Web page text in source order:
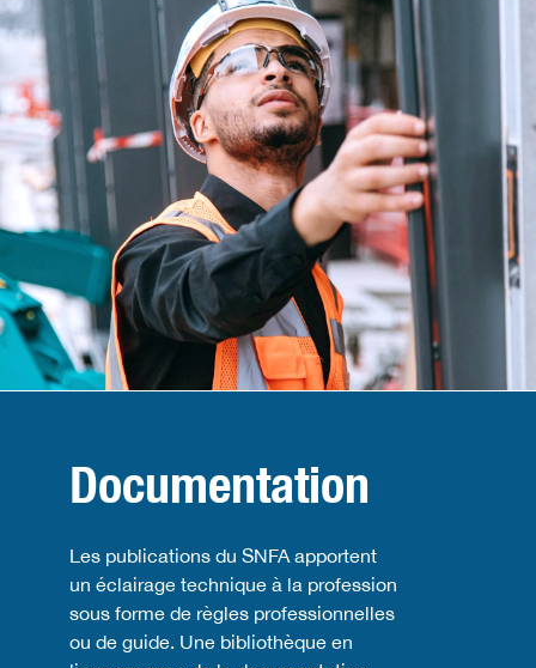
Documentation
Les publications du SNFA apportent
un éclairage technique à la profession
sous forme de règles professionnelles
ou de guide. Une bibliothèque en